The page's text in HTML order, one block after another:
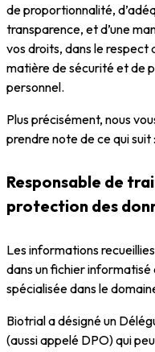
de proportionnalité,
transparence, et d’une
vos droits, dans le respect
matière de sécurité et de
personnel.
Plus précisément, nous
prendre note de ce qui suit :
Responsable de
protection des
Les informations
dans un fichier
spécialisée dans le
Biotrial a désigné un
(aussi appelé DPO) qui